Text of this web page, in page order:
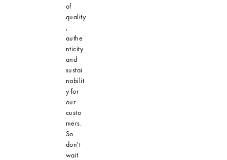
of
quality
,
authe
nticity
and
sustai
nabilit
y for
our
custo
mers.
So
don't
wait